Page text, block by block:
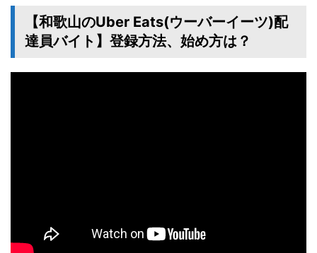
【和歌山のUber Eats(ウーバーイーツ)配
達員バイト】登録方法、始め方は？